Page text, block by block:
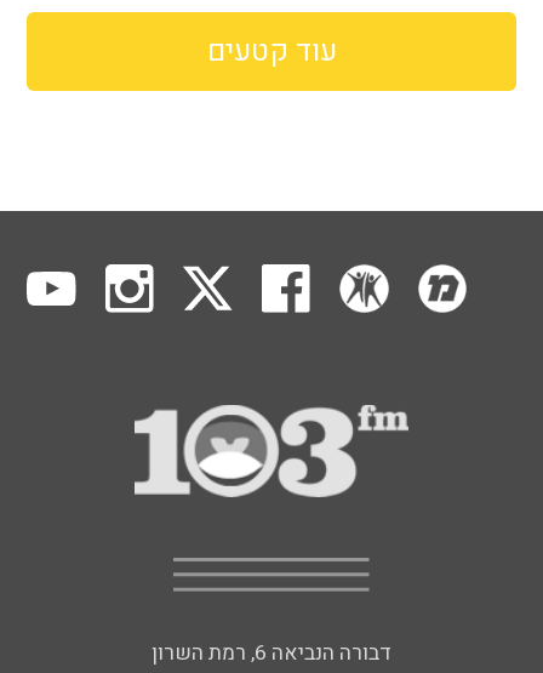
עוד קטעים
דבורה הנביאה 6, רמת השרון